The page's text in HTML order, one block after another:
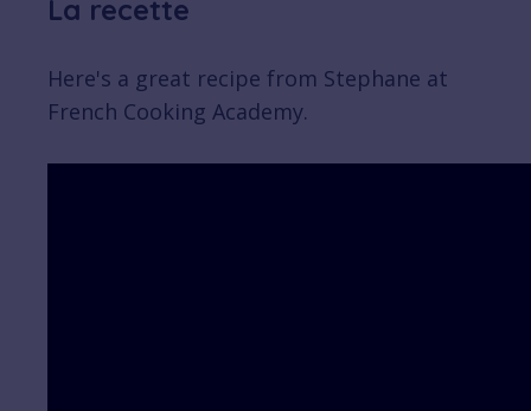
La recette
Here's a great recipe from Stephane at
French Cooking Academy.